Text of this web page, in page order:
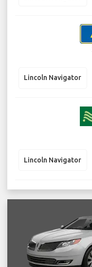
Lincoln Navigator
Lincoln Navigator